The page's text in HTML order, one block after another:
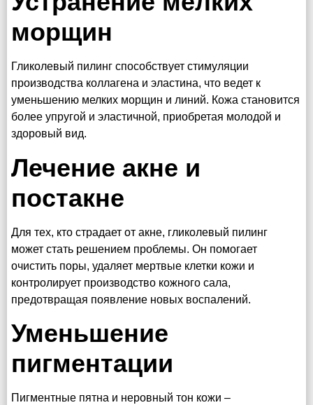
морщин
Гликолевый пилинг способствует стимуляции
производства коллагена и эластина, что ведет к
уменьшению мелких морщин и линий. Кожа становится
более упругой и эластичной, приобретая молодой и
здоровый вид.
Лечение акне и
постакне
Для тех, кто страдает от акне, гликолевый пилинг
может стать решением проблемы. Он помогает
очистить поры, удаляет мертвые клетки кожи и
контролирует производство кожного сала,
предотвращая появление новых воспалений.
Уменьшение
пигментации
Пигментные пятна и неровный тон кожи –